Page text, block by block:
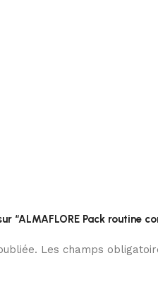
“ALMAFLORE Pack routine
Les champs